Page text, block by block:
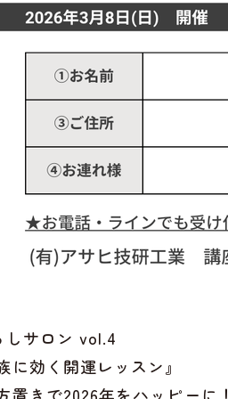
サロン vol.4
に効く開運レッスン』